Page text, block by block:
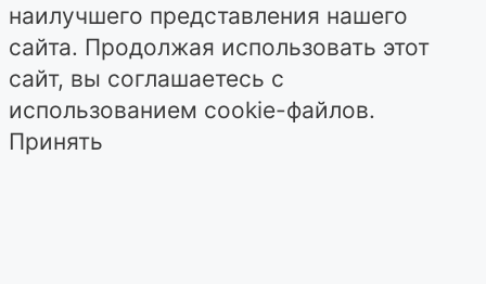
наилучшего представления нашего
сайта. Продолжая использовать этот
сайт, вы соглашаетесь с
использованием cookie-файлов.
Принять